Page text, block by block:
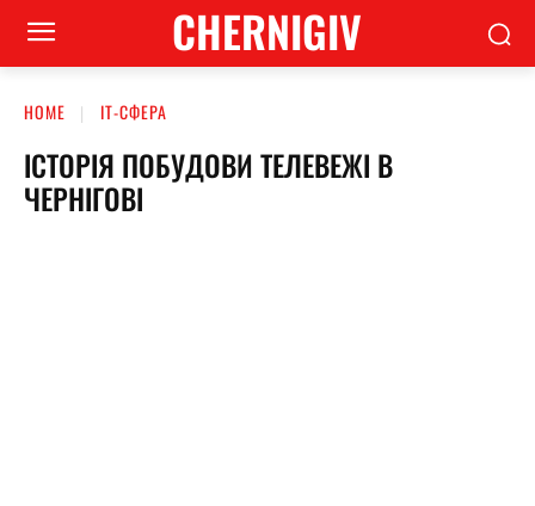
CHERNIGIV
HOME ІТ-СФЕРА
ІСТОРІЯ ПОБУДОВИ ТЕЛЕВЕЖІ В
ЧЕРНІГОВІ